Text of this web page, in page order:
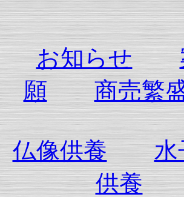
お知らせ
願
商売繁
仏像供養
水
供養